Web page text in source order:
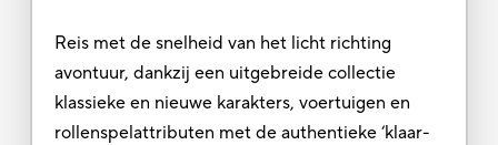
Reis met de snelheid van het licht richting
avontuur, dankzij een uitgebreide collectie
klassieke en nieuwe karakters, voertuigen en
rollenspelattributen met de authentieke ‘klaar-